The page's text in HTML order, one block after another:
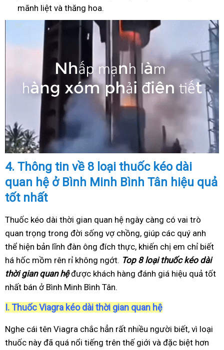
mãnh liệt và thăng hoa.
4. Thông tin về 8 loại thuốc kéo dài
quan hệ ở Bình Minh Bình Tân hiệu quả
tốt nhất
Thuốc kéo dài thời gian quan hệ ngày càng có vai trò
quan trọng trong đời sống vợ chồng, giúp các quý anh
thể hiện bản lĩnh đàn ông đích thực, khiến chị em chỉ biết
há hốc mồm rên rỉ không ngớt. Top 8 loại thuốc kéo dài
thời gian quan hệđược khách hàng đánh giá hiệu quả tốt
nhất bán ở Bình Minh Bình Tân.
I. Thuốc Viagra kéo dài thời gian quan hệ
Nghe cái tên Viagra chắc hẳn rất nhiều người biết, vì loại
thuốc này đã quá nổi tiếng trên thế giới và đặc biệt hơn